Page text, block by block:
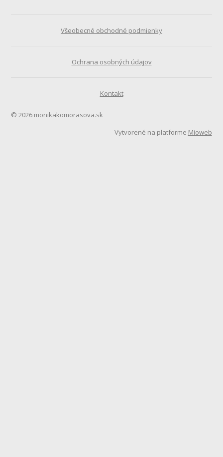
Všeobecné obchodné podmienky
Ochrana osobných údajov
Kontakt
© 2026 monikakomorasova.sk
Vytvorené na platforme Mioweb